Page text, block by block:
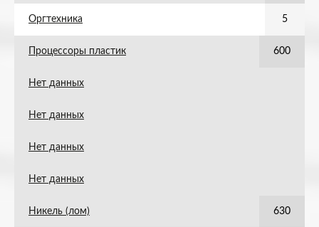
Оргтехника 5
Процессоры пластик 600
Нет данных
Нет данных
Нет данных
Нет данных
Никель (лом) 630